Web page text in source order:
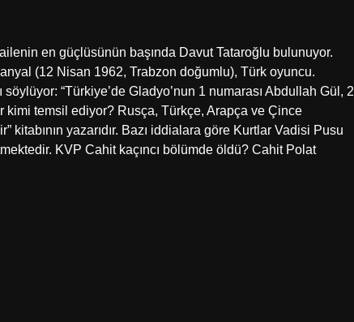
en güçlüsünün başında Davut Tataroğlu bulunuyor.
(12 Nisan 1962, Trabzon doğumlu), Türk oyuncu.
“Türkiye’de Gladyo’nun 1 numarası Abdullah Gül, 2
kimi temsil ediyor? Rusça, Türkçe, Arapça ve Çince
kitabının yazarıdır. Bazı iddialara göre Kurtlar Vadisi Pusu
KVP Cahit kaçıncı bölümde öldü? Cahit Polat